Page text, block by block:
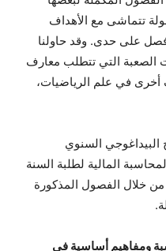
تتماشى مع الأهداف
على حدى. وقد حاولنا
الصعبة التي تتطلب معارف
أخرى في علم الرياضيات،
البيداغوجي السنوي
المالية لطلبة السنة
خلال الفصول المذكورة
ومفاهيم أساسية في